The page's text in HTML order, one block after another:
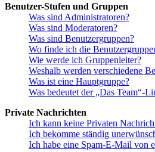
Benutzer-Stufen und Gruppen
Was sind Administratoren?
Was sind Moderatoren?
Was sind Benutzergruppen?
Wo finde ich die
Wie werde ich Gruppenleiter?
Weshalb werden verschiedene
Was ist eine Hauptgruppe?
Was bedeutet der „Das Team“-
Private Nachrichten
Ich kann keine Privaten
Ich bekomme ständig
Ich habe eine Spam-E-Mail von